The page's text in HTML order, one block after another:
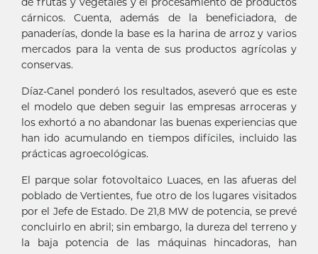
cárnicos. Cuenta, además de la beneficiadora, de
panaderías, donde la base es la harina de arroz y varios
mercados para la venta de sus productos agrícolas y
conservas.
Díaz-Canel ponderó los resultados, aseveró que es este
el modelo que deben seguir las empresas arroceras y
los exhortó a no abandonar las buenas experiencias que
han ido acumulando en tiempos difíciles, incluido las
prácticas agroecológicas.
El parque solar fotovoltaico Luaces, en las afueras del
poblado de Vertientes, fue otro de los lugares visitados
por el Jefe de Estado. De 21,8 MW de potencia, se prevé
concluirlo en abril; sin embargo, la dureza del terreno y
la baja potencia de las máquinas hincadoras, han